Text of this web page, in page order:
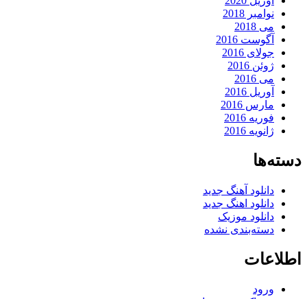
نوامبر 2018
می 2018
آگوست 2016
جولای 2016
ژوئن 2016
می 2016
آوریل 2016
مارس 2016
فوریه 2016
ژانویه 2016
دسته‌ها
دانلود آهنگ جدید
دانلود اهنگ جدید
دانلود موزیک
دسته‌بندی نشده
اطلاعات
ورود